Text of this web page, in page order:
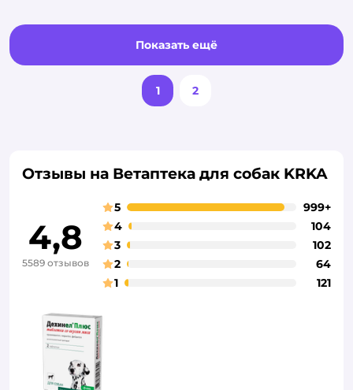
Показать ещё
1 2
Отзывы на Ветаптека для собак KRKA
4,8
5589 отзывов
5
999+
4
104
3
102
2
64
1
121